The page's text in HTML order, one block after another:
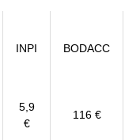
INPI BODACC
5,9
€
116 €